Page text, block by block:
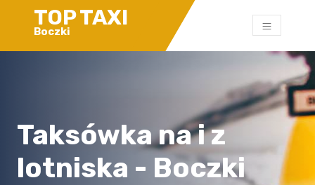
TOP TAXI
Boczki
Taksówka na i z
lotniska - Boczki